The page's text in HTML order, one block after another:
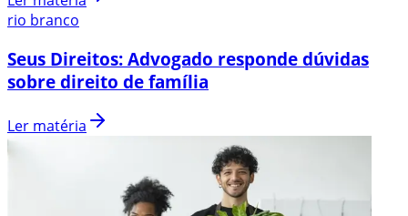
rio branco
Seus Direitos: Advogado responde dúvidas
sobre direito de família
Ler matéria